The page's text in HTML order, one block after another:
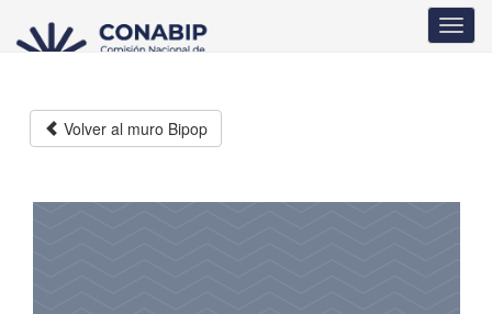
contenido
Volver al muro Bipop